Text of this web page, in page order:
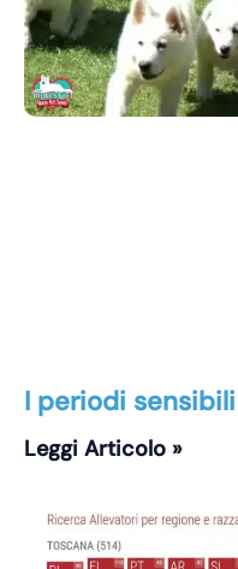
I periodi
Leggi Articolo »